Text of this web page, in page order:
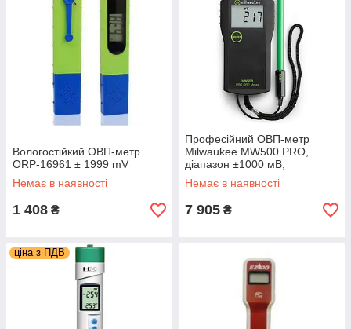
Вологостійкий ОВП-метр
ORP-16961 ± 1999 mV
Немає в наявності
1 408 ₴
Професійний ОВП-метр
Milwaukee MW500 PRO,
діапазон ±1000 мВ,
Угорщина
Немає в наявності
7 905 ₴
ціна з ПДВ